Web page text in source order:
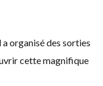
organisé des sorties
cette magnifique